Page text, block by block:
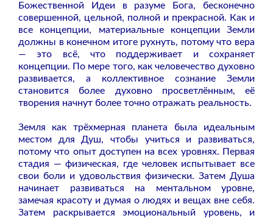
Божественной Идеи в разуме Бога, бесконечно
совершенной, цельной, полной и прекрасной. Как и
все концепции, материальные концепции Земли
должны в конечном итоге рухнуть, потому что вера
— это всё, что поддерживает и сохраняет
концепции. По мере того, как человечество духовно
развивается, а коллективное сознание Земли
становится более духовно просветлённым, её
творения начнут более точно отражать реальность.
Земля как трёхмерная планета была идеальным
местом для Душ, чтобы учиться и развиваться,
потому что опыт доступен на всех уровнях. Первая
стадия — физическая, где человек испытывает все
свои боли и удовольствия физически. Затем Душа
начинает развиваться на ментальном уровне,
замечая красоту и думая о людях и вещах вне себя.
Затем раскрывается эмоциональный уровень, и